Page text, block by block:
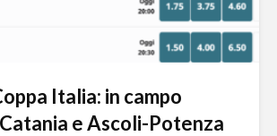
Italia: in campo
e Ascoli-Potenza